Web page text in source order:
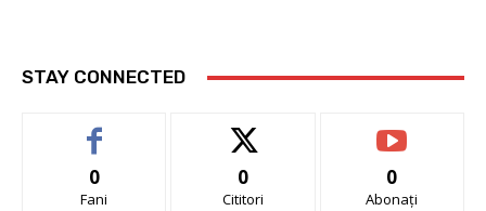
STAY CONNECTED
0
Fani
0
Cititori
0
Abonați